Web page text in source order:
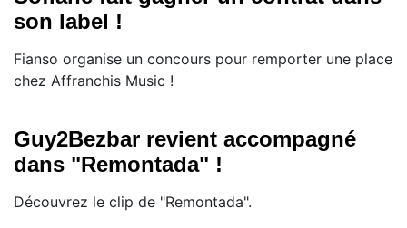
son label !
Fianso organise un concours pour remporter une place
chez Affranchis Music !
Guy2Bezbar revient accompagné
dans "Remontada" !
Découvrez le clip de "Remontada".